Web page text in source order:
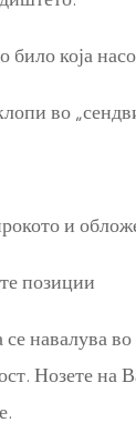
било која
во
и
позиции
навалува
Нозете на